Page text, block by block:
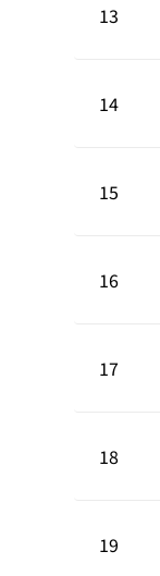
13
14
15
16
17
18
19